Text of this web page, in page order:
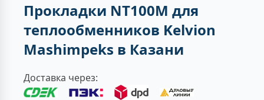
Прокладки NT100M для
теплообменников Kelvion
Mashimpeks в Казани
Доставка через: